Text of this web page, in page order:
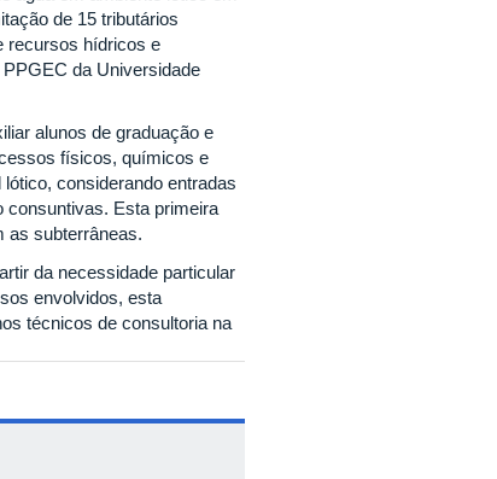
de 15 tributários
recursos hídricos e
da Universidade
alunos de graduação e
físicos, químicos e
considerando entradas
consuntivas. Esta primeira
as subterrâneas.
da necessidade particular
envolvidos, esta
técnicos de consultoria na